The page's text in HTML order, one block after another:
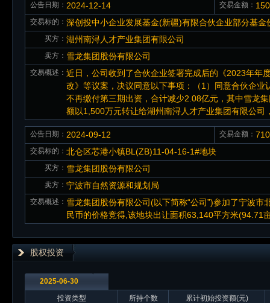
公告日期： 2024-12-14 交易金额：
交易标的： 深创投中小企业发展基金(新疆)有限合伙企业部分基金
买方： 湖州南浔人才产业集团有限公司
卖方： 雪龙集团股份有限公司
交易概述： 近日，公司收到了合伙企业签署完成后的《2023年年
改》等议案，决议同意以下事项：（1）同意合伙企
不再缴付第三期出资，合计减少2.08亿元，其中雪龙
额以1,500万元转让给湖州南浔人才产业集团有限公司
公告日期： 2024-09-12 交易金额：
交易标的： 北仑区芯港小镇BL(ZB)11-04-16-1#地块
买方： 雪龙集团股份有限公司
卖方： 宁波市自然资源和规划局
交易概述： 雪龙集团股份有限公司(以下简称“公司”)参加了宁波
民币的价格竞得,该地块出让面积63,140平方米(94.71
股权投资
2025-06-30
投资类型
所持个数 累计初始投资额(元)